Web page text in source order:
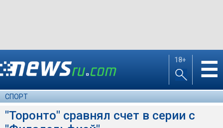
18+ ☰
СПОРТ
"Торонто" сравнял счет в серии с